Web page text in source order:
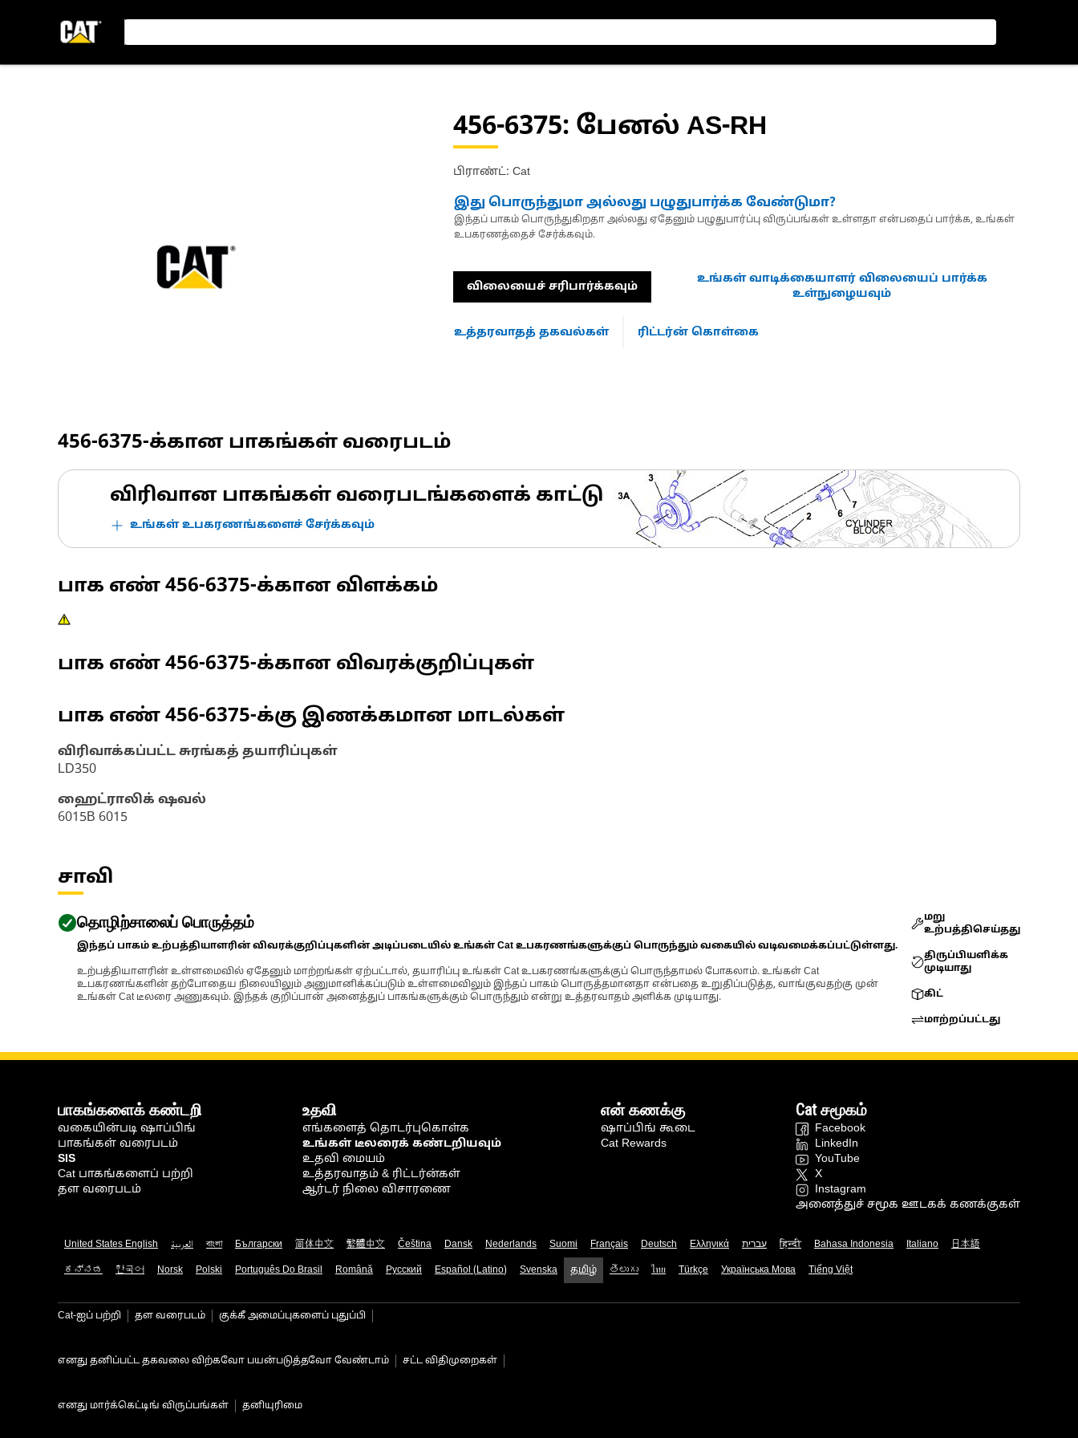
456-6375: பேனல் AS-RH
பிராண்ட்: Cat
இது பொருந்துமா அல்லது பழுதுபார்க்க வேண்டுமா?
இந்தப் பாகம் பொருந்துகிறதா அல்லது ஏதேனும் பழுதுபார்ப்பு விருப்பங்கள் உள்ளதா என்பதைப் பார்க்க, உங்கள்
உபகரணத்தைச் சேர்க்கவும்.
விலையைச் சரிபார்க்கவும்
உங்கள் வாடிக்கையாளர் விலையைப் பார்க்க
உள்நுழையவும்
உத்தரவாதத் தகவல்கள் ரிட்டர்ன் கொள்கை
456-6375-க்கான பாகங்கள் வரைபடம்
விரிவான பாகங்கள் வரைபடங்களைக் காட்டு
உங்கள் உபகரணங்களைச் சேர்க்கவும்
பாக எண் 456-6375-க்கான விளக்கம்
பாக எண் 456-6375-க்கான விவரக்குறிப்புகள்
பாக எண் 456-6375-க்கு இணக்கமான மாடல்கள்
விரிவாக்கப்பட்ட சுரங்கத் தயாரிப்புகள்
LD350
ஹைட்ராலிக் ஷவல்
6015B 6015
சாவி
தொழிற்சாலைப் பொருத்தம்
இந்தப் பாகம் உற்பத்தியாளரின் விவரக்குறிப்புகளின் அடிப்படையில் உங்கள் Cat உபகரணங்களுக்குப் பொருந்தும் வகையில் வடிவமைக்கப்பட்டுள்ளது.
உற்பத்தியாளரின் உள்ளமைவில் ஏதேனும் மாற்றங்கள் ஏற்பட்டால், தயாரிப்பு உங்கள் Cat உபகரணங்களுக்குப் பொருந்தாமல் போகலாம். உங்கள் Cat
உபகரணங்களின் தற்போதைய நிலையிலும் அனுமானிக்கப்படும் உள்ளமைவிலும் இந்தப் பாகம் பொருத்தமானதா என்பதை உறுதிப்படுத்த, வாங்குவதற்கு முன்
உங்கள் Cat டீலரை அணுகவும். இந்தக் குறிப்பான் அனைத்துப் பாகங்களுக்கும் பொருந்தும் என்று உத்தரவாதம் அளிக்க முடியாது.
மறு
உற்பத்திசெய்தது
திருப்பியளிக்க
முடியாது
கிட்
மாற்றப்பட்டது
பாகங்களைக் கண்டறி
வகையின்படி ஷாப்பிங்
பாகங்கள் வரைபடம்
SIS
Cat பாகங்களைப் பற்றி
தள வரைபடம்
உதவி
எங்களைத் தொடர்புகொள்க
உங்கள் டீலரைக் கண்டறியவும்
உதவி மையம்
உத்தரவாதம் & ரிட்டர்ன்கள்
ஆர்டர் நிலை விசாரணை
என் கணக்கு
ஷாப்பிங் கூடை
Cat Rewards
Cat சமூகம்
Facebook
LinkedIn
YouTube
X
Instagram
அனைத்துச் சமூக ஊடகக் கணக்குகள்
United States English العربية বাংলা Български 简体中文 繁體中文 Čeština Dansk Nederlands Suomi Français Deutsch Ελληνικά עברית हिन्दी Bahasa Indonesia Italiano 日本語
ಕನ್ನಡ 한국어 Norsk Polski Português Do Brasil Română Русский Español (Latino) Svenska தமிழ் తెలుగు ไทย Türkçe Українська Мова Tiếng Việt
Cat-ஐப் பற்றி தள வரைபடம் குக்கீ அமைப்புகளைப் புதுப்பி
எனது தனிப்பட்ட தகவலை விற்கவோ பயன்படுத்தவோ வேண்டாம் சட்ட விதிமுறைகள்
எனது மார்க்கெட்டிங் விருப்பங்கள் தனியுரிமை